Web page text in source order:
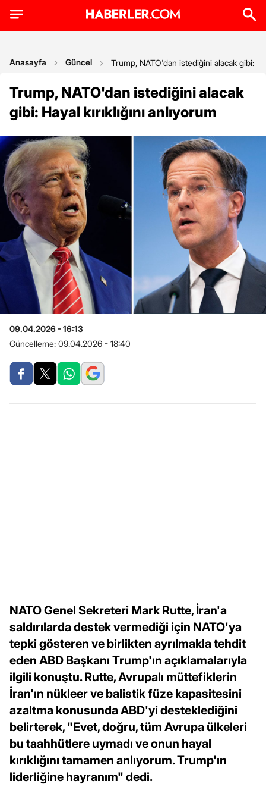
Anasayfa Güncel Trump, NATO'dan istediğini alacak gibi:
Trump, NATO'dan istediğini alacak
gibi: Hayal kırıklığını anlıyorum
09.04.2026 - 16:13
Güncelleme: 09.04.2026 - 18:40
NATO Genel Sekreteri Mark Rutte, İran'a
saldırılarda destek vermediği için NATO'ya
tepki gösteren ve birlikten ayrılmakla tehdit
eden ABD Başkanı Trump'ın açıklamalarıyla
ilgili konuştu. Rutte, Avrupalı müttefiklerin
İran'ın nükleer ve balistik füze kapasitesini
azaltma konusunda ABD'yi desteklediğini
belirterek, "Evet, doğru, tüm Avrupa ülkeleri
bu taahhütlere uymadı ve onun hayal
kırıklığını tamamen anlıyorum. Trump'ın
liderliğine hayranım" dedi.